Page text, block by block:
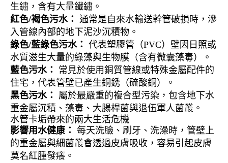
生鏽，含有大量鐵鏽。
紅色/褐色污水： 通常是自來水輸送幹管破損時，滲
入管線內部的地下泥沙沉積物。
綠色/藍綠色污水： 代表塑膠管（PVC）壁因日照或
水質滋生大量的綠藻與生物膜（含有微囊藻毒）。
藍色污水：
常見於使用銅質管線或特殊金屬配件的
住宅，代表管壁已產生銅銹（硫酸銅）。
黑色污水：
屬於最嚴重的複合型污染，包含地下水
重金屬沉積、藻毒、大腸桿菌與退伍軍人菌叢。
水管卡垢帶來的兩大生活危機
影響用水健康： 每天洗臉、刷牙、洗澡時，管壁上
的重金屬與細菌叢會透過皮膚吸收，容易引起皮膚
莫名紅腫發癢。